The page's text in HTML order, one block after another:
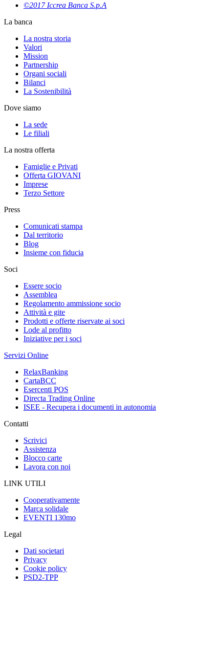
©2017 Iccrea Banca S.p.A
La banca
La nostra storia
Valori
Mission
Partnership
Organi sociali
Bilanci
La Sostenibilità
Dove siamo
La sede
Le filiali
La nostra offerta
Famiglie e Privati
Offerta GIOVANI
Imprese
Terzo Settore
Press
Comunicati stampa
Dal territorio
Blog
Insieme con fiducia
Soci
Essere socio
Assemblea
Regolamento ammissione socio
Attività e gite
Prodotti e offerte riservate ai soci
Lode al profitto
Iniziative per i soci
Servizi Online
RelaxBanking
CartaBCC
Esercenti POS
Directa Trading Online
ISEE - Recupera i documenti in autonomia
Contatti
Scrivici
Assistenza
Blocco carte
Lavora con noi
LINK UTILI
Cooperativamente
Marca solidale
EVENTI 130mo
Legal
Dati societari
Privacy
Cookie policy
PSD2-TPP